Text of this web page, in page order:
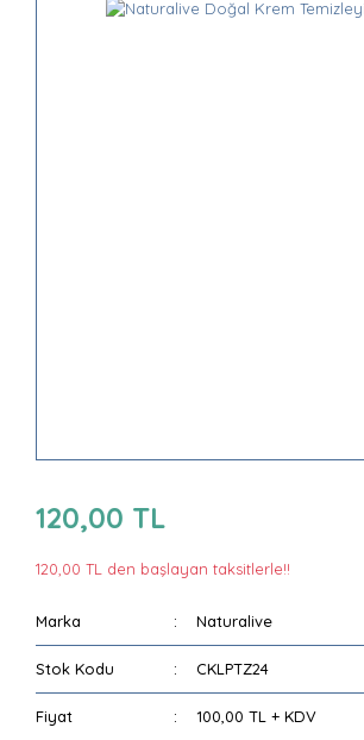
120,00 TL
120,00 TL den başlayan taksitlerle!!
Marka Naturalive
Stok Kodu CKLPTZ24
Fiyat 100,00 TL + KDV